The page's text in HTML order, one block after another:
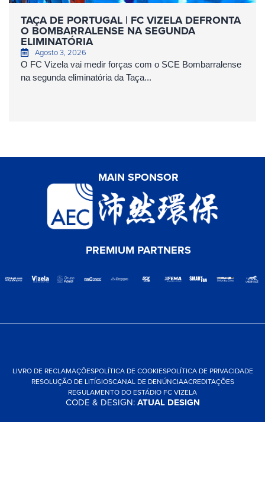
TAÇA DE PORTUGAL | FC VIZELA DEFRONTA
O BOMBARRALENSE NA SEGUNDA
ELIMINATÓRIA
Agosto 3, 2026
O FC Vizela vai medir forças com o SCE Bombarralense
na segunda eliminatória da Taça...
MAIN SPONSOR
PREMIUM PARTNERS
LIVRO DE RECLAMAÇÕESPOLÍTICA DE COOKIESPOLÍTICA DE PRIVACIDADE
RESOLUÇÃO DE LITÍGIOSCANAL DE DENÚNCIAACREDITAÇÕES
REGULAMENTO DO ESTÁDIO FC VIZELA
CODE & DESIGN:ATUAL DESIGN